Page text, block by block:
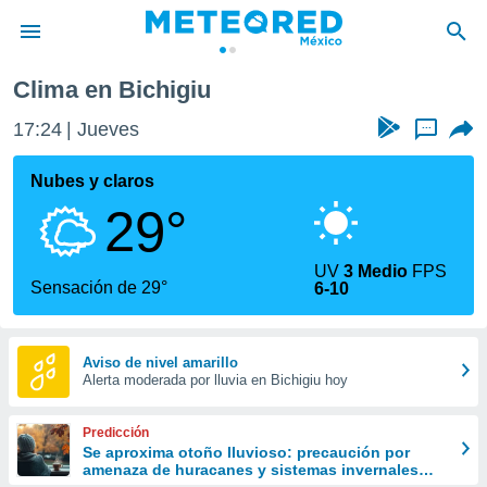
de
ha sido
calidad.
a este
las
y
forma
digital
basada
Clima en Bichigiu
17:24 Jueves ...
Nubes y claros
29°
Sensación de 29°
UV3 Medio FPS
6-10
Aviso de nivel amarillo
Alerta moderada por lluvia en Bichigiu hoy
Predicción
Se aproxima otoño lluvioso: precaución por
amenaza de huracanes y sistemas invernales